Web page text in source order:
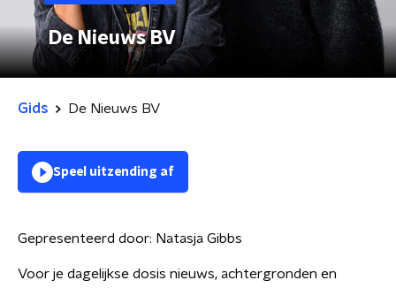
De Nieuws BV
Gids De Nieuws BV
Speel uitzending af
Gepresenteerd door: Natasja Gibbs
Voor je dagelijkse dosis nieuws, achtergronden en